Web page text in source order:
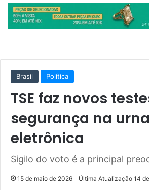
Brasil Política
TSE faz novos
segurança na urna
eletrônica
Sigilo do voto é a principal
15 de maio de 2026 Última Atualização 14